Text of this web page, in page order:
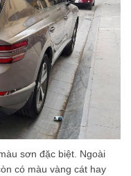
sơn đặc biệt. Ngoài
có màu vàng cát hay